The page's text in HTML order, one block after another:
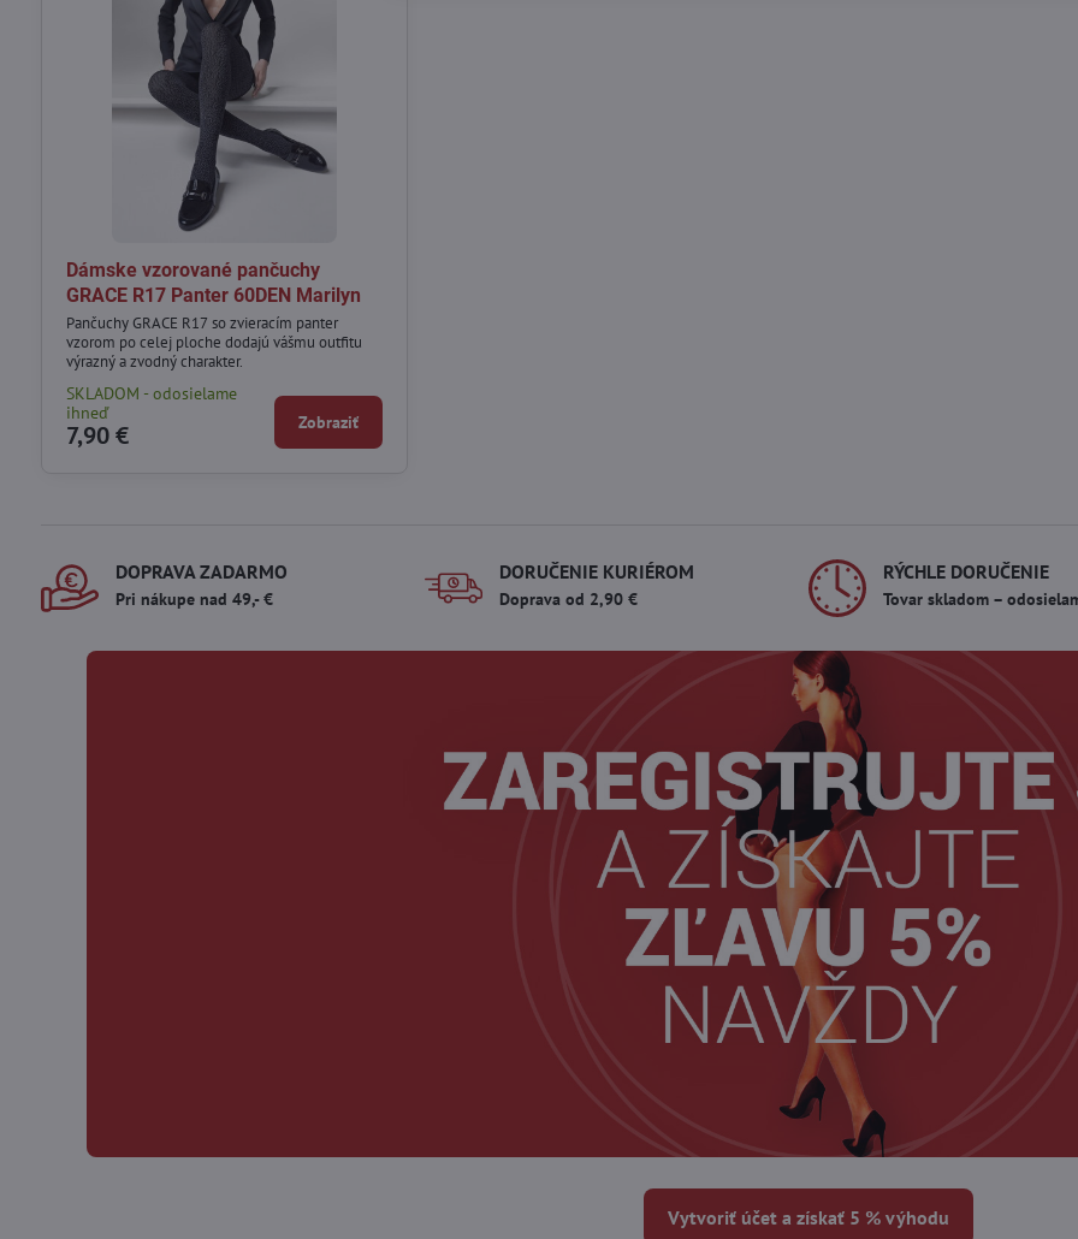
Dámske vzorované pančuchy
GRACE R17 Panter 60DEN Marilyn
Pančuchy GRACE R17 so zvieracím panter
vzorom po celej ploche dodajú vášmu outfitu
výrazný a zvodný charakter.
SKLADOM - odosielame
ihneď
7,90 € Zobraziť
DOPRAVA ZADARMO
Pri nákupe nad 49,- €
DORUČENIE KURIÉROM
Doprava od 2,90 €
RÝCHLE DORUČENIE
Tovar skladom –
Vytvoriť účet a získať 5 % výhodu